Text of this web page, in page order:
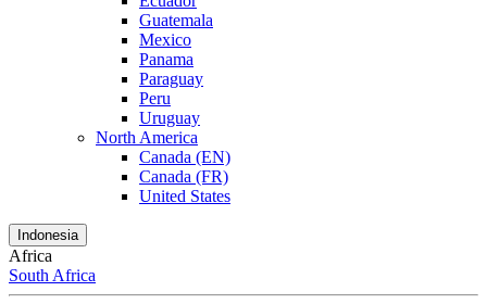
Guatemala
Mexico
Panama
Paraguay
Peru
Uruguay
North America
Canada (EN)
Canada (FR)
United States
Indonesia
Africa
South Africa